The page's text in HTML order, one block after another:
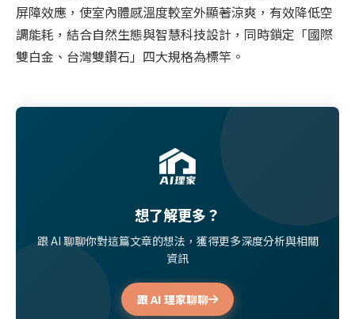
屏障效應，使室內體感溫度較室外顯著涼爽，有效降低空
調能耗，結合自然生態與智慧科技設計，同時鎖定「國際
雙白金、台灣雙鑽石」四大規格為標竿。
想了解更多？
跟 AI 聊聊你對這篇文章的想法，獲得更多深度分析與相關
資訊
跟 AI 理家聊聊